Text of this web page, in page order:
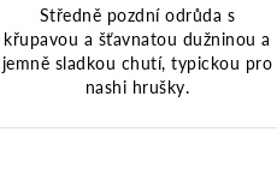
u
k
Středně pozdní odrůda s
křupavou a šťavnatou dužninou a
jemně sladkou chutí, typickou pro
nashi hrušky.